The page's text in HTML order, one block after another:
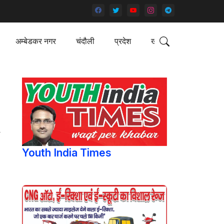
अम्बेडकर नगर चंदौली प्रदेश खेल
Youth India Times